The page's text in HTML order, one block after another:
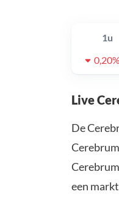
1u
0,20%
Live
De
een